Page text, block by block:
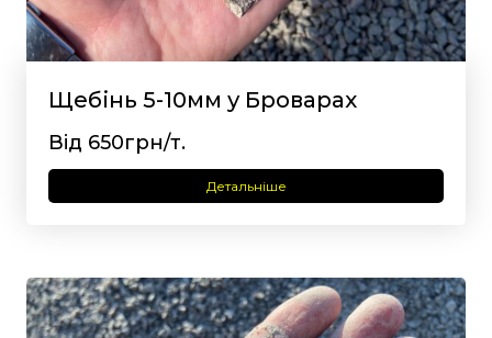
Щебінь 5-10мм у Броварах
Від 650грн/т.
Детальніше